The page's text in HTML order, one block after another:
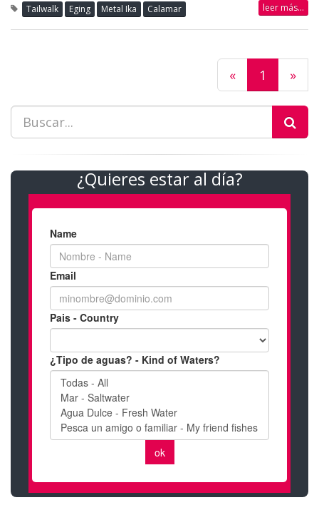
Tailwalk Eging Metal Ika Calamar leer más...
« 1 »
¿Quieres estar al día?